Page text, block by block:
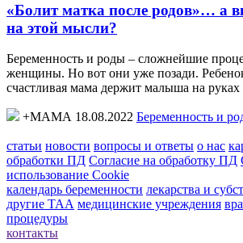
«Болит матка после родов»… а
на этой мысли?
Беременность и роды – сложнейшие
женщины. Но вот они уже позади.
счастливая мама держит малыша на
+МАМА 18.08.2022 Беременность и
статьи новости вопросы и ответы о нас
обработки ПД Согласие на обработку ПД
использование Cookie
календарь беременности лекарства и
другие ТАА медицинские учреждения
процедуры
контакты